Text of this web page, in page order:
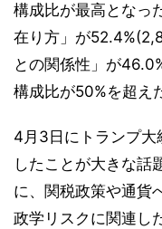
構成比が最高となっ
在り方」が
との関係性」が
構成比が50%を超え
4月3日にトランプ大
したことが大きな話
に、関税政策や通貨
政学リスクに関連し